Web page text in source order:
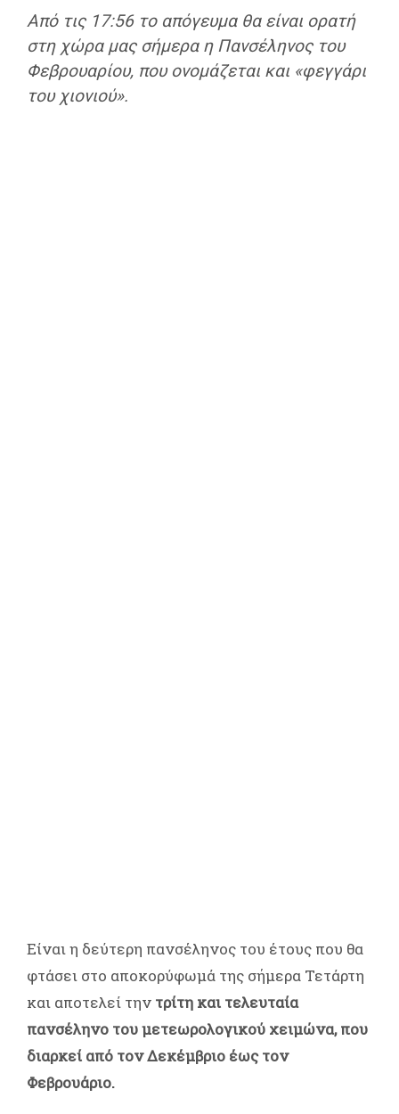
Από τις 17:56 το απόγευμα θα είναι ορατή
στη χώρα μας σήμερα η Πανσέληνος του
Φεβρουαρίου, που ονομάζεται και «φεγγάρι
του χιονιού».
Είναι η δεύτερη πανσέληνος του έτους που θα
φτάσει στο αποκορύφωμά της σήμερα Τετάρτη
και αποτελεί την τρίτη και τελευταία
πανσέληνο του μετεωρολογικού χειμώνα, που
διαρκεί από τον Δεκέμβριο έως τον
Φεβρουάριο.